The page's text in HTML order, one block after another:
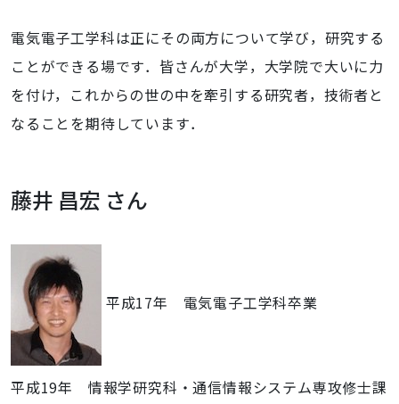
電気電子工学科は正にその両方について学び，研究する
ことができる場です．皆さんが大学，大学院で大いに力
を付け，これからの世の中を牽引する研究者，技術者と
なることを期待しています．
藤井 昌宏 さん
平成17年 電気電子工学科卒業
平成19年 情報学研究科・通信情報システム専攻修士課